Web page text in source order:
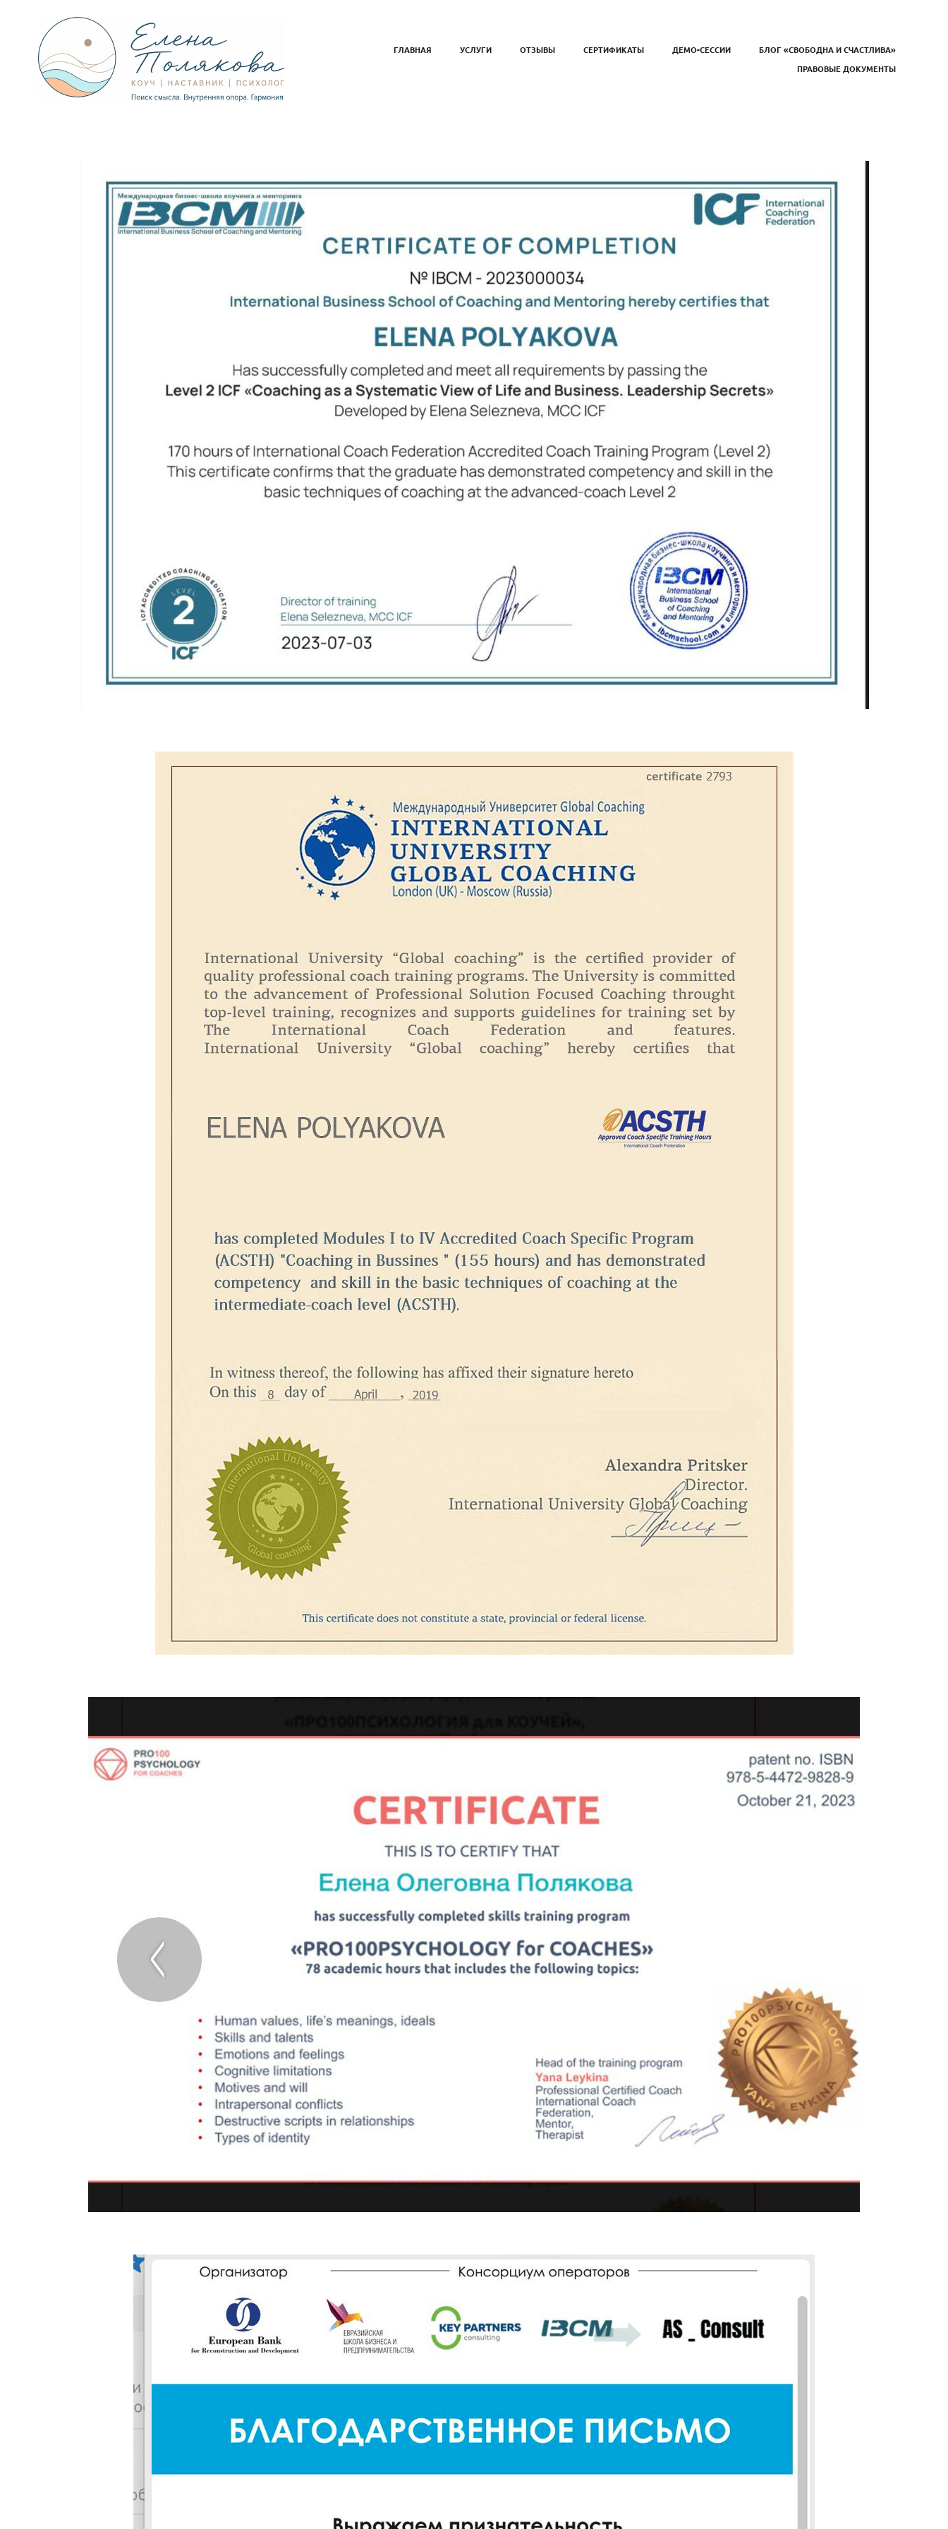
ГЛАВНАЯ УСЛУГИ ОТЗЫВЫ СЕРТИФИКАТЫ ДЕМО-СЕССИИ
БЛОГ «СВОБОДНА И СЧАСТЛИВА»
ПРАВОВЫЕ ДОКУМЕНТЫ